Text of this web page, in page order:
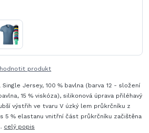
produkt
Jersey, 100 % bavlna (barva 12 - složení
15 % viskóza), silikonová úprava přiléhavý
výstřih ve tvaru V úzký lem průkrčníku z
5 % elastanu vnitřní část průkrčníku začištěna
celý popis